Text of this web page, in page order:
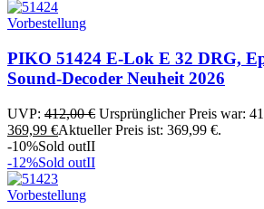
Vorbestellung
PIKO 51424 E-Lok E 32 DRG,
Sound-Decoder Neuheit 2026
UVP: 412,00€ Ursprünglicher Preis war:
369,99 €Aktueller Preis ist: 369,99 €.
-10%Sold outII
-12%Sold outII
Vorbestellung